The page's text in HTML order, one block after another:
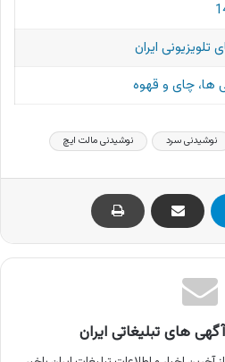
تلویزیونی ایران
ها، چای و قهوه
نوشیدنی سرد نوشیدنی مالت ایچ
های تبلیغاتی ایران